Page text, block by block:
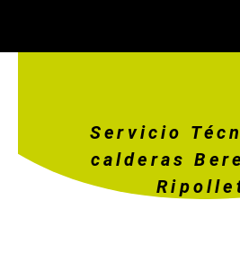
Servicio
calderas